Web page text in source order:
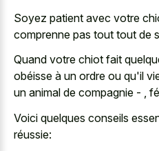
Soyez patient avec votre
comprenne pas tout tout de
Quand votre chiot fait
obéisse à un ordre ou qu'il
un animal de compagnie - ,
Voici quelques conseils
réussie: